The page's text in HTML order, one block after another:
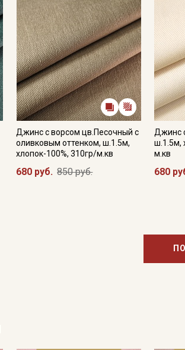
Джинс с ворсом цв.Песочный с
оливковым оттенком, ш.1.5м,
хлопок-100%, 310гр/м.кв
680 руб. 850 руб.
Джинс
ш.1.5м,
м.кв
680